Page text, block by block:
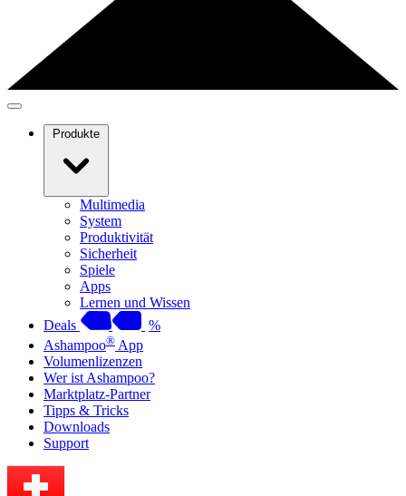
Produkte
Multimedia
System
Produktivität
Sicherheit
Spiele
Apps
Lernen und Wissen
Deals
%
Ashampoo® App
Volumenlizenzen
Wer ist Ashampoo?
Marktplatz-Partner
Tipps & Tricks
Downloads
Support